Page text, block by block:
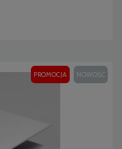
PROMOCJA NOWOŚĆ